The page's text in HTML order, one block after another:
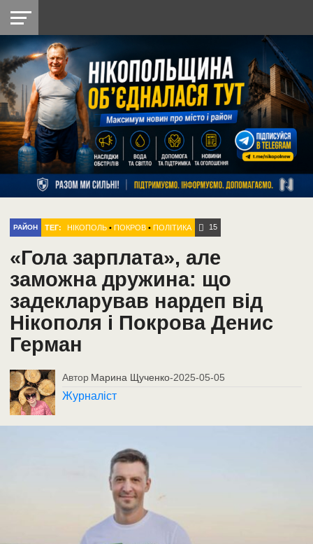
НІКОПОЛЬ
РАЙОН
СІЧЕСЛАВСЬКА
УКРАЇНА
РЕТРО
НІКОПОЛЬ
ЛАЙТ
УКРАЇНА
ДОПОМОГА
РАДІО
РАЙОН ТЕГ: НІКОПОЛЬ •ПОКРОВ •ПОЛІТИКА 15
«Гола зарплата», але
заможна дружина: що
задекларував нардеп від
Нікополя і Покрова Денис
Герман
Автор Марина Щученко-2025-05-05
Журналіст